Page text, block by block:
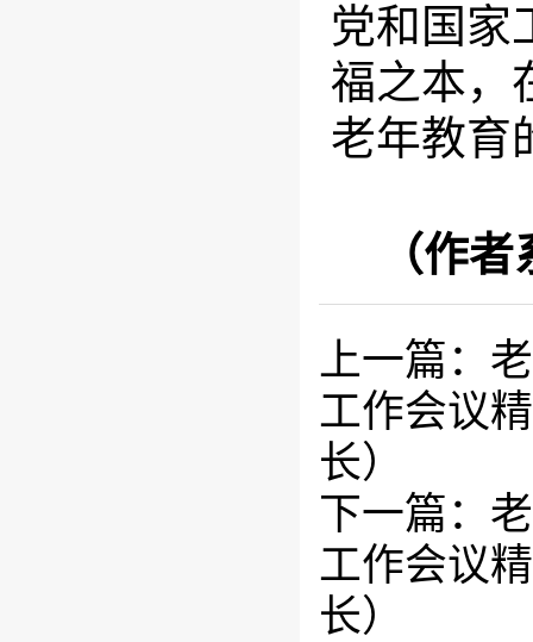
党和国家
福之本，
老年教育
（作
上一篇：
工作会议
长）
下一篇：
工作会议
长）